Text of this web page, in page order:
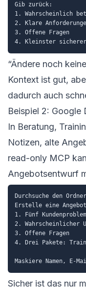
Gib zurück:
1. Wahrscheinlich
2. Klare
3. Offene Fragen
“Ändere noch
Kontext ist gut,
dadurch auch
Beispiel 2:
In Beratung,
Notizen, alte
read-only MCP
Angebotsentwurf
Durchsuche den
Erstelle eine
1. Fünf
2. Wahrscheinlicher
3. Offene Fragen
4. Drei Pakete:
Sicher ist das nur